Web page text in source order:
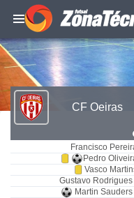
CF Oeiras
Francisco
Pedro
Vasco
Gustavo Rodrigues
Martin Sauders